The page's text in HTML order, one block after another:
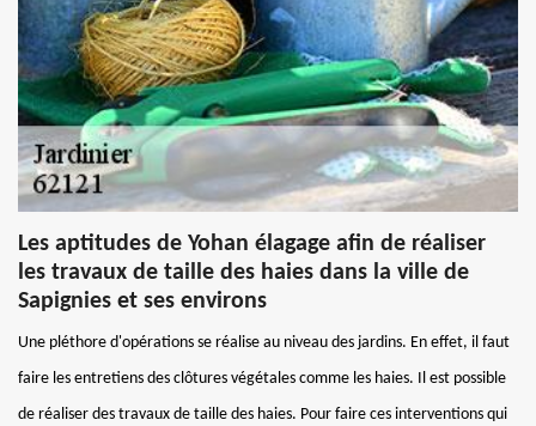
Les aptitudes de Yohan élagage afin de réaliser
les travaux de taille des haies dans la ville de
Sapignies et ses environs
Une pléthore d'opérations se réalise au niveau des jardins. En effet, il faut
faire les entretiens des clôtures végétales comme les haies. Il est possible
de réaliser des travaux de taille des haies. Pour faire ces interventions qui